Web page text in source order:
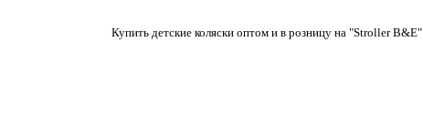
Купить детские коляски оптом и в розницу на "Stroller B&E"